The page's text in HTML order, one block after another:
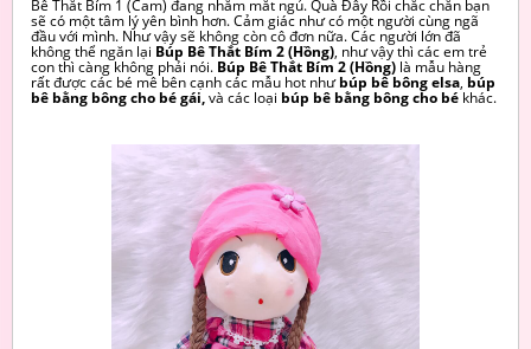
Bê Thắt Bím 1 (Cam) đang nhắm mắt ngủ. Quà Đây Rồi chắc chắn bạn
sẽ có một tâm lý yên bình hơn. Cảm giác như có một người cùng ngã
đầu với mình. Như vậy sẽ không còn cô đơn nữa. Các người lớn đã
không thể ngăn lại Búp Bê Thắt Bím 2 (Hồng), như vậy thì các em trẻ
con thì càng không phải nói. Búp Bê Thắt Bím 2 (Hồng) là mẫu hàng
rất được các bé mê bên cạnh các mẫu hot nhưbúp bê bông elsa, búp
bê bằng bông cho bé gái,và các loại búp bê bằng bông cho bé khác.